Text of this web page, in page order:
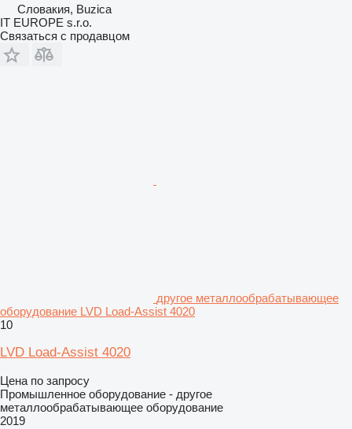
Словакия, Buzica
IT EUROPE s.r.o.
Связаться с продавцом
другое металлообрабатывающее
оборудование LVD Load-Assist 4020
10
LVD Load-Assist 4020
Цена по запросу
Промышленное оборудование - другое
металлообрабатывающее оборудование
2019